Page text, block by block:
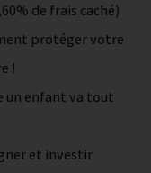
de frais caché)
protéger votre
!
un enfant va tout
et investir